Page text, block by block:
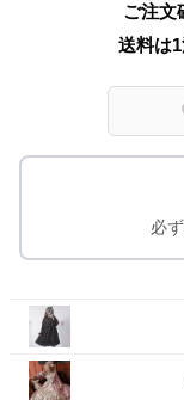
ご注文
送料は
必